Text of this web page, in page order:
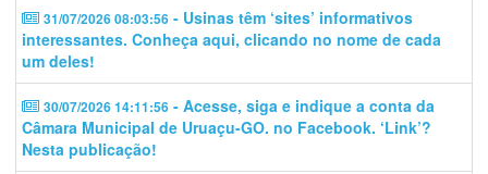
31/07/2026 08:03:56 - Usinas têm ‘sites’ informativos
interessantes. Conheça aqui, clicando no nome de cada
um deles!
30/07/2026 14:11:56 - Acesse, siga e indique a conta da
Câmara Municipal de Uruaçu-GO. no Facebook. ‘Link’?
Nesta publicação!